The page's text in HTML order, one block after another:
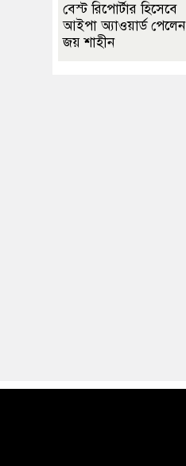
বেস্ট রিপোর্টার হিসেবে
আইপা অ্যাওয়ার্ড পেলেন
জয় শাহীন